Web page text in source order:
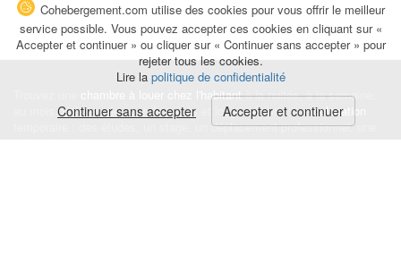
chambre à louer chez l'habitantà la nuitée, à la semaine,
au mois ou à l'année pour de courts et longs séjours, unecolocation
temporaire : des études, un stage, un déplacement professionnel, une
Cohebergement.com utilise des cookies pour vous offrir le meilleur
service possible. Vous pouvez accepter ces cookies en cliquant sur «
Accepter et continuer » ou cliquer sur « Continuer sans accepter » pour
rejeter tous les cookies.
Lire la politique de confidentialité
Continuer sans accepter Accepter et continuer